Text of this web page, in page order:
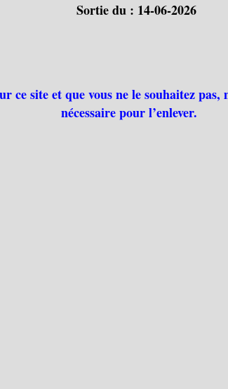
Sortie du : 14-06-2026
ce site et que vous ne le souhaitez
nécessaire pour l’enlever.